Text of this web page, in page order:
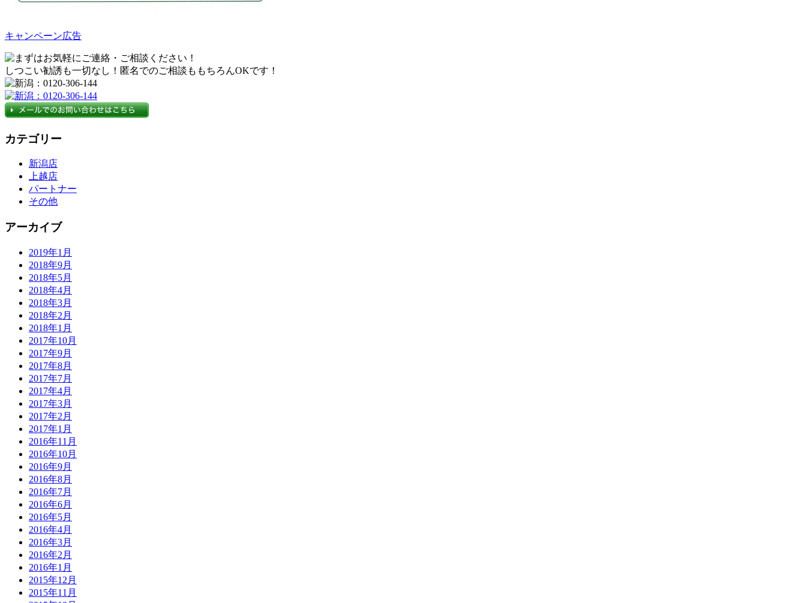
キャンペーン広告
しつこい勧誘も一切なし！匿名でのご相談ももちろんOKです！
カテゴリー
新潟店
上越店
パートナー
その他
アーカイブ
2019年1月
2018年9月
2018年5月
2018年4月
2018年3月
2018年2月
2018年1月
2017年10月
2017年9月
2017年8月
2017年7月
2017年4月
2017年3月
2017年2月
2017年1月
2016年11月
2016年10月
2016年9月
2016年8月
2016年7月
2016年6月
2016年5月
2016年4月
2016年3月
2016年2月
2016年1月
2015年12月
2015年11月